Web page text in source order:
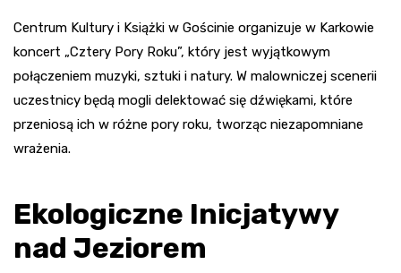
Centrum Kultury i Książki w Gościnie organizuje w Karkowie
koncert „Cztery Pory Roku”, który jest wyjątkowym
połączeniem muzyki, sztuki i natury. W malowniczej scenerii
uczestnicy będą mogli delektować się dźwiękami, które
przeniosą ich w różne pory roku, tworząc niezapomniane
wrażenia.
Ekologiczne Inicjatywy
nad Jeziorem